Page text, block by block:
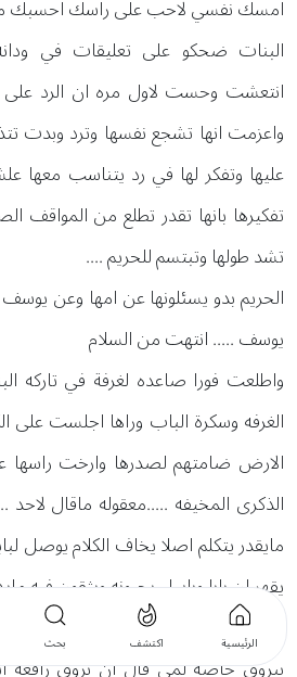
امسك نفسي لاحب على راسك احسبك
البنات ضحكو على تعليقات في
انتعشت وحست لاول مره ان الرد
واعزمت انها تشجع نفسها وترد وبدت
عليها وتفكر لها في رد يتناسب معها
تفكيرها بانها تقدر تطلع من المواقف
تشد طولها وتبتسم للحريم ....
الحريم بدو يسئلونها عن امها وعن
يوسف ..... انتهت من السلام
واطلعت فورا صاعده لغرفة في
الغرفه وسكرة الباب وراها اجلست على
الارض ضامتهم لصدرها وارخت راسها
الذكرى المخيفه .....معقوله ماقال
مايقدر يتكلم اصلا يخاف الكلام يوصل
يقهر ان بابا وباسل يحبونه ويثقون فيه
...الحمد لله اني انفكيت منه ...بدت
ببروق خاصه لمى قال ان بروق رافعه
الرئيسية اكتشف بحث